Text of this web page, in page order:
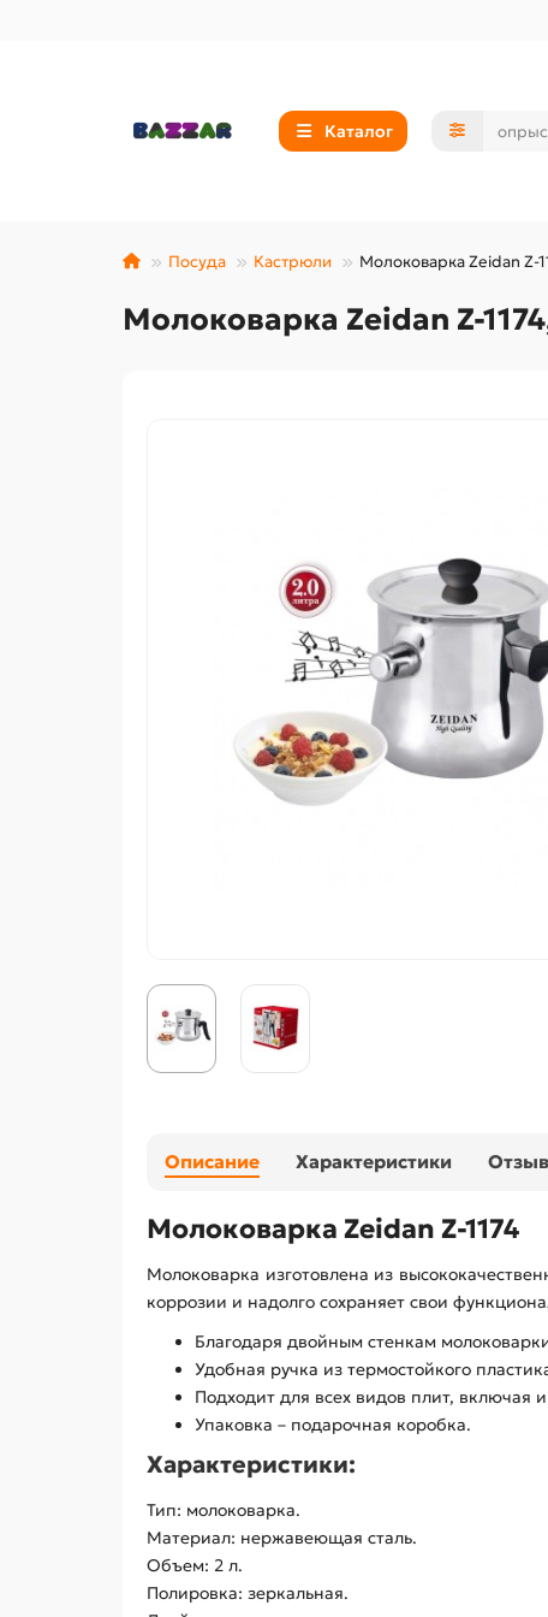
Каталог
Посуда Кастрюли Молоковарка Zeidan Z-
Молоковарка Zeidan Z-
Описание Характеристики
Молоковарка Zeidan Z-1174
Молоковарка изготовлена из
коррозии и надолго сохраняет свои
Благодаря двойным стенкам
Удобная ручка из термостойкого
Подходит для всех видов плит, включая
Упаковка – подарочная коробка.
Характеристики:
Тип: молоковарка.
Материал: нержавеющая сталь.
Объем: 2 л.
Полировка: зеркальная.